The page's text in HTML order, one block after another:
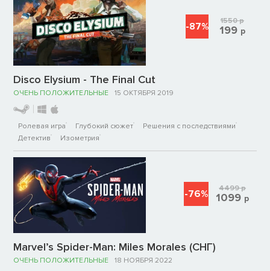
Disco Elysium - The Final Cut
ОЧЕНЬ ПОЛОЖИТЕЛЬНЫЕ 15 ОКТЯБРЯ 2019
Ролевая игра Глубокий сюжет
Решения с последствиями
Детектив
Изометрия
-87% 1550р
199 р
Marvel’s Spider-Man: Miles Morales (СНГ)
ОЧЕНЬ ПОЛОЖИТЕЛЬНЫЕ 18 НОЯБРЯ 2022
-76% 4499р
1099 р